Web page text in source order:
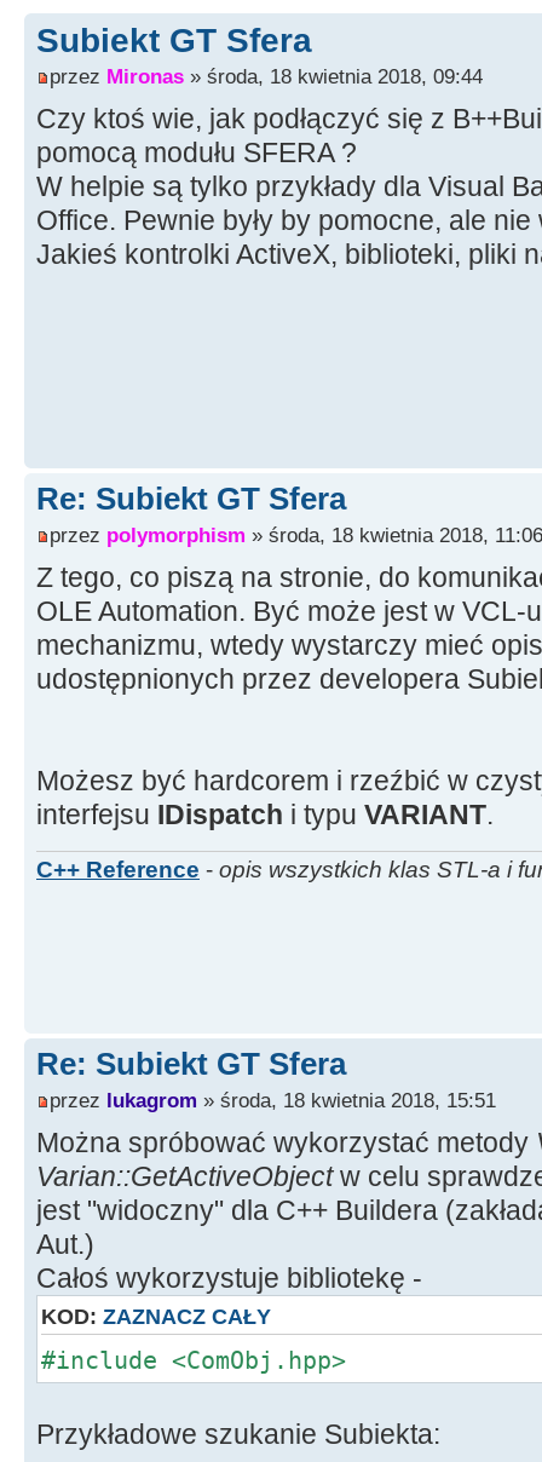
Subiekt GT Sfera
przez Mironas » środa, 18 kwietnia 2018, 09:44
Czy ktoś wie, jak podłączyć się z
pomocą modułu SFERA ?
W helpie są tylko przykłady dla Visual
Office. Pewnie były by pomocne, ale
Jakieś kontrolki ActiveX, biblioteki, pliki
Re: Subiekt GT Sfera
przez polymorphism » środa, 18 kwietnia 2018, 11:06
Z tego, co piszą na stronie, do
OLE Automation. Być może jest w VCL-
mechanizmu, wtedy wystarczy mieć
udostępnionych przez developera
Możesz być hardcorem i rzeźbić w
interfejsu IDispatch i typu VARIANT.
C++ Reference - opis wszystkich klas STL-a i
Re: Subiekt GT Sfera
przez lukagrom » środa, 18 kwietnia 2018, 15:51
Można spróbować wykorzystać metody
Varian::GetActiveObjectw celu
jest "widoczny" dla C++ Buildera
Aut.)
Całoś wykorzystuje bibliotekę -
KOD: ZAZNACZ CAŁY
#include <ComObj.hpp>
Przykładowe szukanie Subiekta: